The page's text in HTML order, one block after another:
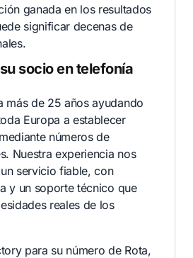
ganada en los resultados
significar decenas de
socio en telefonía
más de 25 años ayudando
Europa a establecer
números de
Nuestra experiencia nos
servicio fiable, con
y un soporte técnico que
reales de los
para su número de Rota,